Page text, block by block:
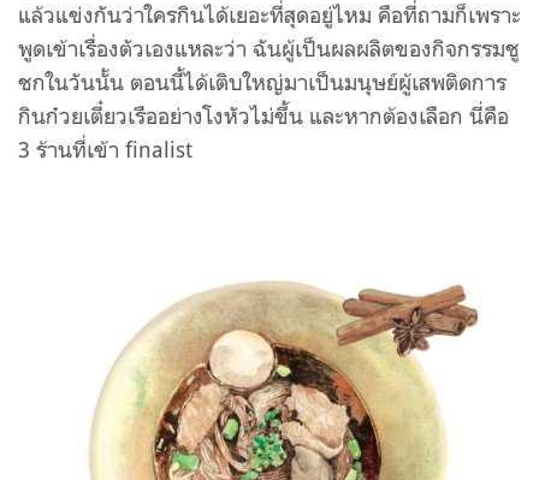
แล้วแข่งกันว่าใครกินได้เยอะที่สุดอยู่ไหม คือที่ถามก็เพราะ
พูดเข้าเรื่องตัวเองแหละว่า ฉันผู้เป็นผลผลิตของกิจกรรมชู
ชกในวันนั้น ตอนนี้ได้เติบใหญ่มาเป็นมนุษย์ผู้เสพติดการ
กินก๋วยเตี๋ยวเรืออย่างโงหัวไม่ขึ้น และหากต้องเลือก นี่คือ
3 ร้านที่เข้า finalist